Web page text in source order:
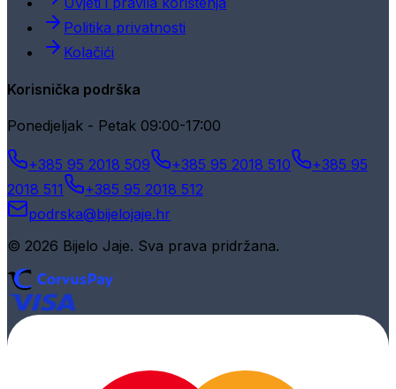
Politika privatnosti
Kolačići
Korisnička podrška
Ponedjeljak - Petak 09:00-17:00
+385 95 2018 509 +385 95 2018 510
+385 95
2018 511
+385 95 2018 512
podrska@bijelojaje.hr
© 2026 Bijelo Jaje. Sva prava pridržana.